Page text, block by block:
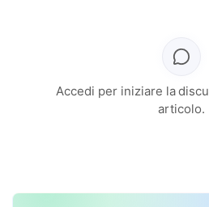
Accedi per iniziare la
articolo.